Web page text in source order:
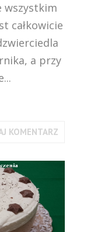
wszystkim
całkowicie
a przy
KOMENTARZ